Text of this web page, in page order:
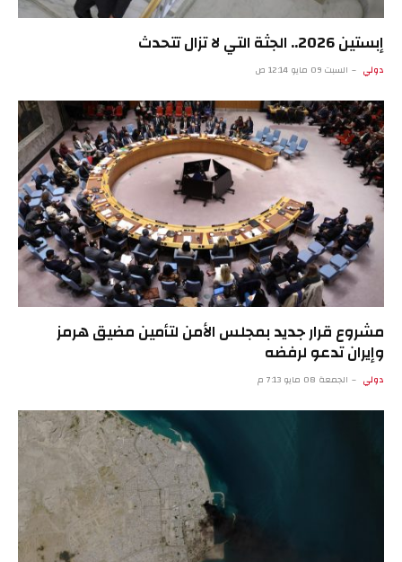
إبستين 2026.. الجثة التي لا تزال تتحدث
دولي السبت 09 مايو 12:14 ص
مشروع قرار جديد بمجلس الأمن لتأمين مضيق هرمز
وإيران تدعو لرفضه
دولي الجمعة 08 مايو 7:13 م